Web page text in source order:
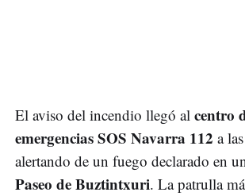
El aviso del incendio llegó al centro
emergencias SOS Navarra 112 a las
alertando de un fuego declarado en
Paseo de Buztintxuri. La patrulla